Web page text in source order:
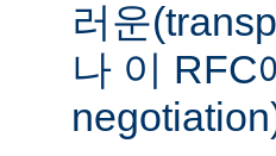
러운
나 이 RFC